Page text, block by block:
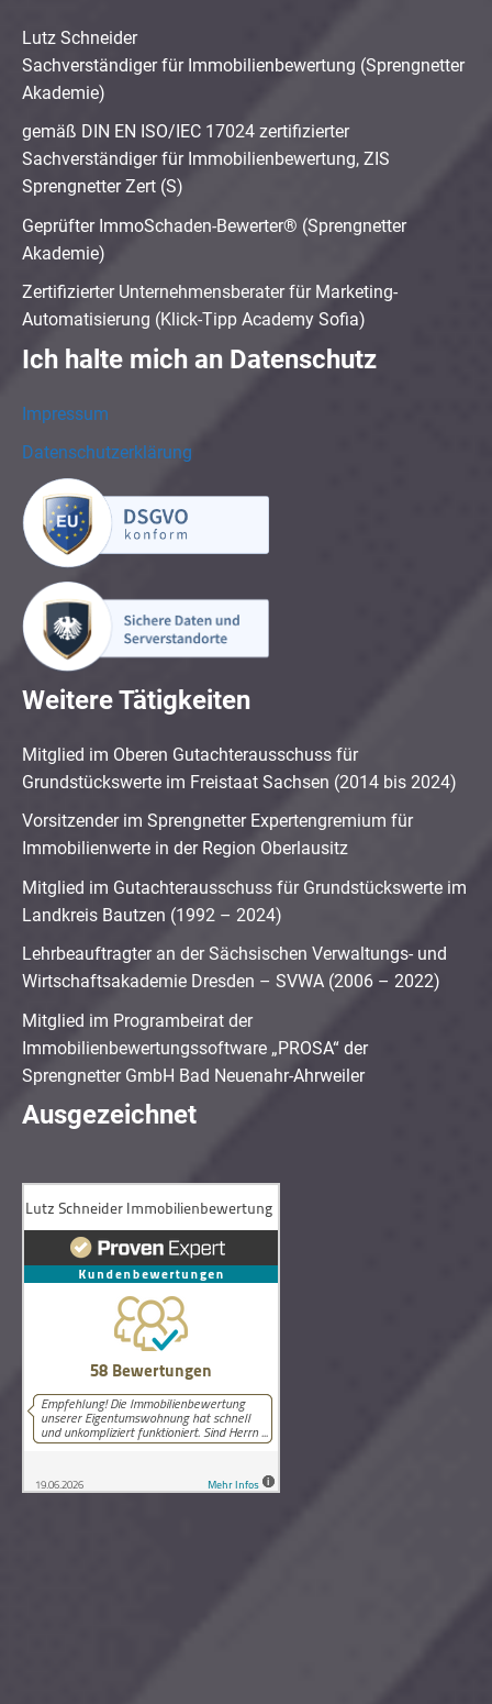
Lutz Schneider
Sachverständiger für Immobilienbewertung (Sprengnetter
Akademie)
gemäß DIN EN ISO/IEC 17024 zertifizierter
Sachverständiger für Immobilienbewertung, ZIS
Sprengnetter Zert (S)
Geprüfter ImmoSchaden-Bewerter® (Sprengnetter
Akademie)
Zertifizierter Unternehmensberater für Marketing-
Automatisierung (Klick-Tipp Academy Sofia)
Ich halte mich an Datenschutz
Impressum
Datenschutzerklärung
Weitere Tätigkeiten
Mitglied im Oberen Gutachterausschuss für
Grundstückswerte im Freistaat Sachsen (2014 bis 2024)
Vorsitzender im Sprengnetter Expertengremium für
Immobilienwerte in der Region Oberlausitz
Mitglied im Gutachterausschuss für Grundstückswerte im
Landkreis Bautzen (1992 – 2024)
Lehrbeauftragter an der Sächsischen Verwaltungs- und
Wirtschaftsakademie Dresden – SVWA (2006 – 2022)
Mitglied im Programbeirat der
Immobilienbewertungssoftware „PROSA“ der
Sprengnetter GmbH Bad Neuenahr-Ahrweiler
Ausgezeichnet